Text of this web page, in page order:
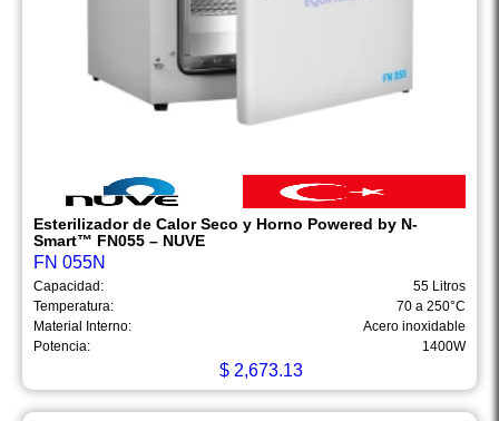
Esterilizador de Calor Seco y Horno Powered by N-
Smart™ FN055 – NUVE
FN 055N
Capacidad:
55 Litros
Temperatura:
70 a 250°C
Material Interno:
Acero inoxidable
Potencia:
1400W
$2,673.13